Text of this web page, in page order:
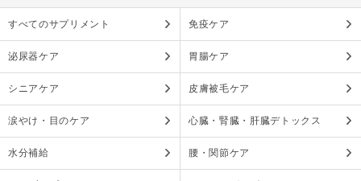
すべてのサプリメント 免疫ケア
泌尿器ケア 胃腸ケア
シニアケア 皮膚被毛ケア
涙やけ・目のケア 心臓・腎臓・肝臓デトックス
水分補給 腰・関節ケア